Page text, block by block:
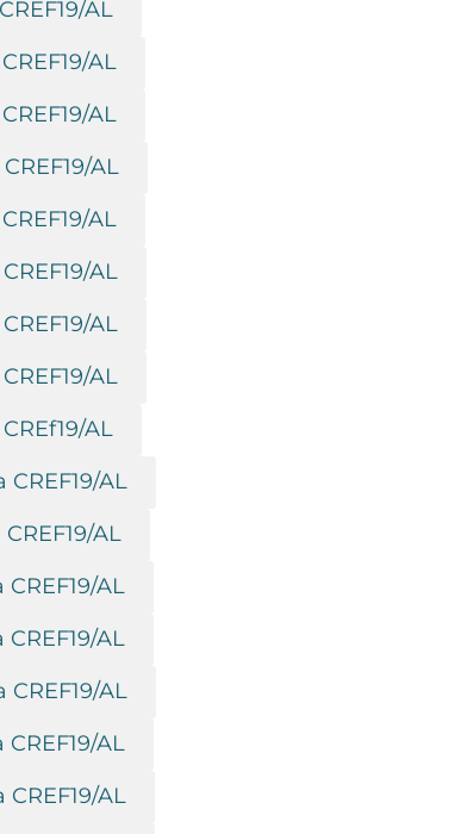
AL
AL
AL
AL
AL
AL
AL
AL
AL
CREF19/AL
AL
AL
AL
CREF19/AL
AL
CREF19/AL